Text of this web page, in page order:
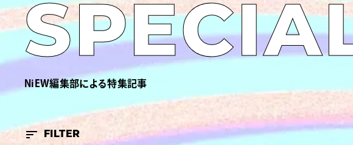
NiEW編集部による特集記事
FILTER